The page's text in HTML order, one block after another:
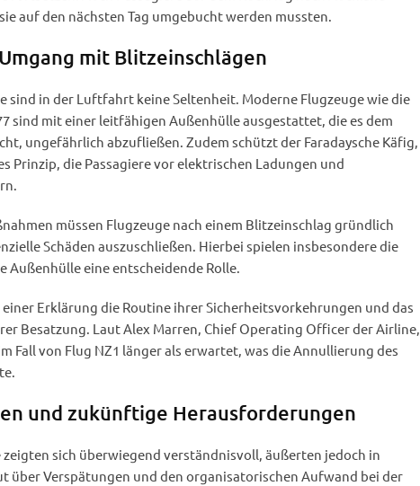
auf den nächsten Tag umgebucht werden mussten.
mit Blitzeinschlägen
sind in der Luftfahrt keine Seltenheit. Moderne Flugzeuge wie die
sind mit einer leitfähigen Außenhülle ausgestattet, die es dem
ungefährlich abzufließen. Zudem schützt der Faradaysche Käfig,
Prinzip, die Passagiere vor elektrischen Ladungen und
müssen Flugzeuge nach einem Blitzeinschlag gründlich
Schäden auszuschließen. Hierbei spielen insbesondere die
Außenhülle eine entscheidende Rolle.
Erklärung die Routine ihrer Sicherheitsvorkehrungen und das
Besatzung. Laut Alex Marren, Chief Operating Officer der Airline,
Fall von Flug NZ1 länger als erwartet, was die Annullierung des
und zukünftige Herausforderungen
sich überwiegend verständnisvoll, äußerten jedoch in
über Verspätungen und den organisatorischen Aufwand bei der